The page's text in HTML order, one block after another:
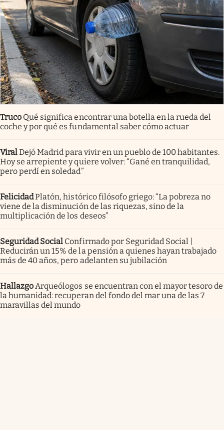
Truco Qué significa encontrar una botella en la rueda del
coche y por qué es fundamental saber cómo actuar
ViralDejó Madrid para vivir en un pueblo de 100 habitantes.
Hoy se arrepiente y quiere volver: “Gané en tranquilidad,
pero perdí en soledad”
FelicidadPlatón, histórico filósofo griego: “La pobreza no
viene de la disminución de las riquezas, sino de la
multiplicación de los deseos”
Seguridad Social Confirmado por Seguridad Social |
Reducirán un 15% de la pensión a quienes hayan trabajado
más de 40 años, pero adelanten su jubilación
Hallazgo Arqueólogos se encuentran con el mayor tesoro de
la humanidad: recuperan del fondo del mar una de las 7
maravillas del mundo